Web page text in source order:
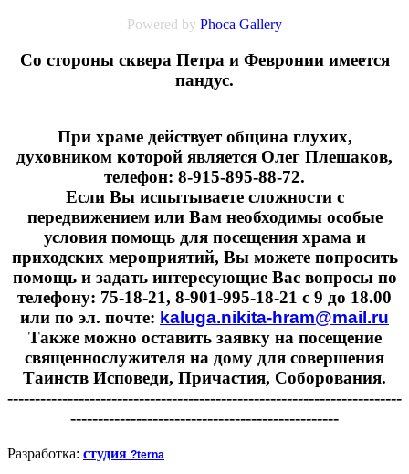
Powered by Phoca Gallery
Cо стороны сквера Петра и Февронии имеется
пандус.
При храме действует община глухих,
духовником которой является Олег Плешаков,
телефон: 8-915-895-88-72.
Если Вы испытываете сложности с
передвижением или Вам необходимы особые
условия помощь для посещения храма и
приходских мероприятий, Вы можете попросить
помощь и задать интересующие Вас вопросы по
телефону: 75-18-21, 8-901-995-18-21 с 9 до 18.00
или по эл. почте: kaluga.nikita-hram@mail.ru
Также можно оставить заявку на посещение
священнослужителя на дому для совершения
Таинств Исповеди, Причастия, Соборования.
------------------------------------------------------------------------
-------------------------------------------------
Разработка: студия ?terna